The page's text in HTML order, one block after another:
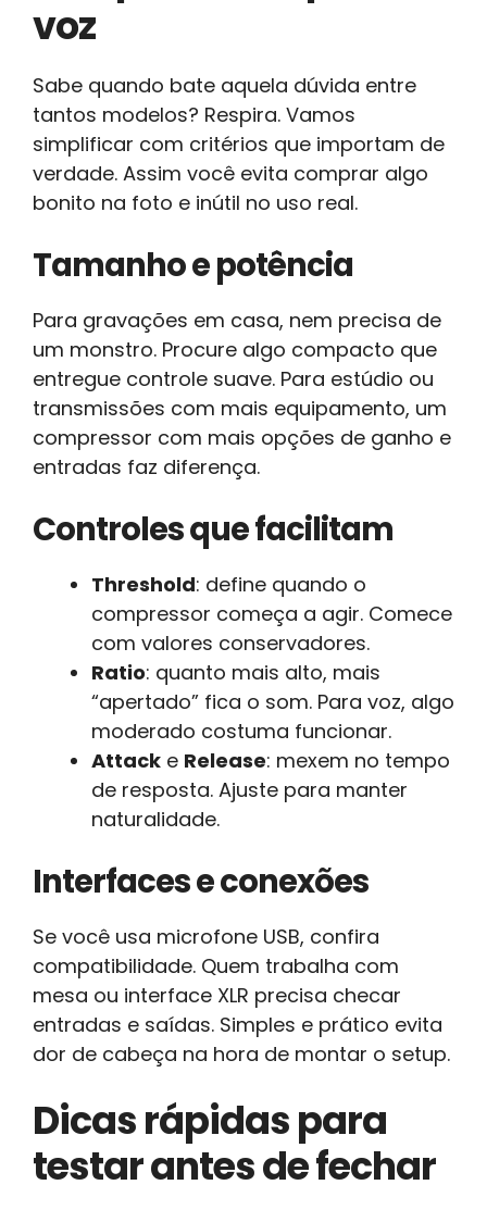
voz
Sabe quando bate aquela dúvida entre
tantos modelos? Respira. Vamos
simplificar com critérios que importam de
verdade. Assim você evita comprar algo
bonito na foto e inútil no uso real.
Tamanho e potência
Para gravações em casa, nem precisa de
um monstro. Procure algo compacto que
entregue controle suave. Para estúdio ou
transmissões com mais equipamento, um
compressor com mais opções de ganho e
entradas faz diferença.
Controles que facilitam
Threshold: define quando o
compressor começa a agir. Comece
com valores conservadores.
Ratio: quanto mais alto, mais
“apertado” fica o som. Para voz, algo
moderado costuma funcionar.
Attack e Release: mexem no tempo
de resposta. Ajuste para manter
naturalidade.
Interfaces e conexões
Se você usa microfone USB, confira
compatibilidade. Quem trabalha com
mesa ou interface XLR precisa checar
entradas e saídas. Simples e prático evita
dor de cabeça na hora de montar o setup.
Dicas rápidas para
testar antes de fechar